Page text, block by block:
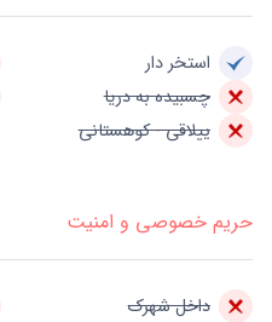
استخر دار
چسبیده به دریا
ییلاقی - کوهستانی
حریم خصوصی و امنیت
داخل شهرک